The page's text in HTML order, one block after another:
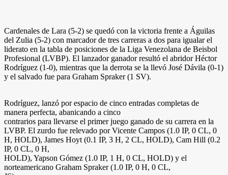
Cardenales de Lara (5-2) se quedó con la victoria frente a Águilas
del Zulia (5-2) con marcador de tres carreras a dos para igualar el
liderato en la tabla de posiciones de la Liga Venezolana de Beisbol
Profesional (LVBP). El lanzador ganador resultó el abridor Héctor
Rodríguez (1-0), mientras que la derrota se la llevó José Dávila (0-1)
y el salvado fue para Graham Spraker (1 SV).
Rodríguez, lanzó por espacio de cinco entradas completas de
manera perfecta, abanicando a cinco
contrarios para llevarse el primer juego ganado de su carrera en la
LVBP. El zurdo fue relevado por Vicente Campos (1.0 IP, 0 CL, 0
H, HOLD), James Hoyt (0.1 IP, 3 H, 2 CL, HOLD), Cam Hill (0.2
IP, 0 CL, 0 H,
HOLD), Yapson Gómez (1.0 IP, 1 H, 0 CL, HOLD) y el
norteamericano Graham Spraker (1.0 IP, 0 H, 0 CL,